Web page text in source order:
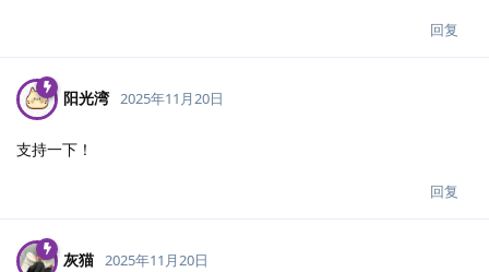
回复
阳光湾 2025年11月20日
支持一下！
回复
灰猫 2025年11月20日